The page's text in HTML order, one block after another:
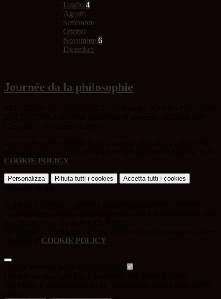
Luglio 4
Agosto
Settembre
Ottobre
Novembre 6
Dicembre
Journée da la philosophie
COOKIE POLICY
Personalizza Rifiuta tutti i cookies Accetta tutti i cookies
COOKIE POLICY